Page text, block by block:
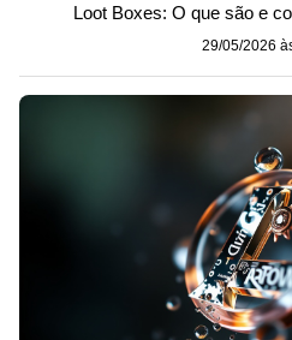
Loot Boxes: O que são e
29/05/2026